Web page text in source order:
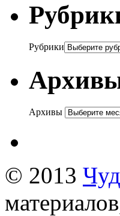
Рубрики
Архивы
© 2013